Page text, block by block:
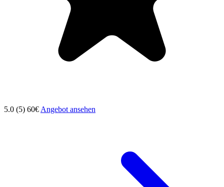
5.0 (5) 60€ Angebot ansehen